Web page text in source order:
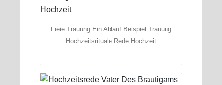
Freie Trauung Ein Ablauf Beispiel Trauung
Hochzeitsrituale Rede Hochzeit